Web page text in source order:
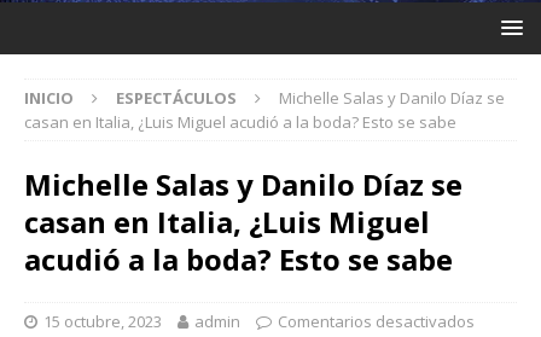
INICIO ESPECTÁCULOS
Michelle Salas y Danilo Díaz se
casan en Italia, ¿Luis Miguel acudió a la boda? Esto se sabe
Michelle Salas y Danilo Díaz se
casan en Italia, ¿Luis Miguel
acudió a la boda? Esto se sabe
15 octubre, 2023 admin Comentarios desactivados